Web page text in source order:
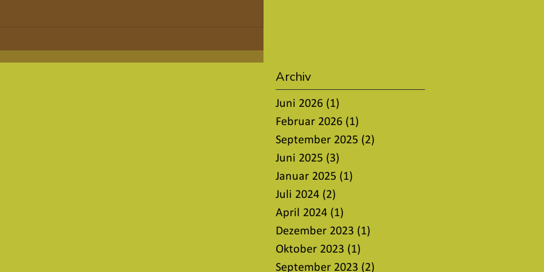
Archiv
Juni 2026 (1)
Februar 2026 (1)
September 2025 (2)
Juni 2025 (3)
Januar 2025 (1)
Juli 2024 (2)
April 2024 (1)
Dezember 2023 (1)
Oktober 2023 (1)
September 2023 (2)